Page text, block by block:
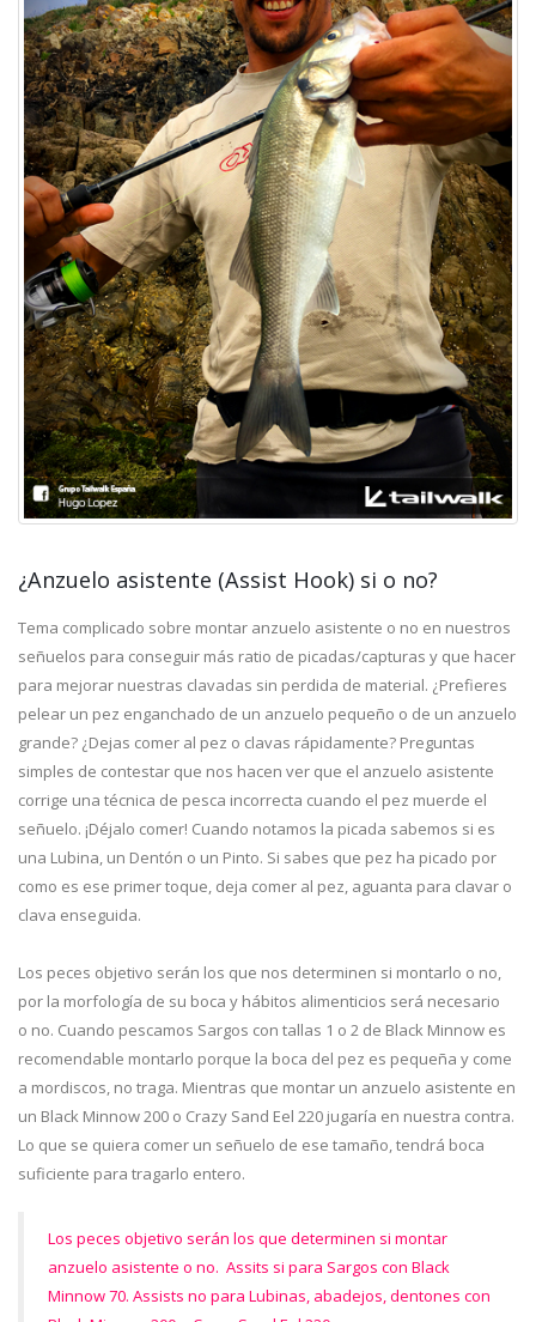
¿Anzuelo asistente (Assist Hook) si o no?
Tema complicado sobre montar anzuelo asistente o no en nuestros
señuelos para conseguir más ratio de picadas/capturas y que hacer
para mejorar nuestras clavadas sin perdida de material. ¿Prefieres
pelear un pez enganchado de un anzuelo pequeño o de un anzuelo
grande? ¿Dejas comer al pez o clavas rápidamente? Preguntas
simples de contestar que nos hacen ver que el anzuelo asistente
corrige una técnica de pesca incorrecta cuando el pez muerde el
señuelo. ¡Déjalo comer! Cuando notamos la picada sabemos si es
una Lubina, un Dentón o un Pinto. Si sabes que pez ha picado por
como es ese primer toque, deja comer al pez, aguanta para clavar o
clava enseguida.
Los peces objetivo serán los que nos determinen si montarlo o no,
por la morfología de su boca y hábitos alimenticios será necesario
o no. Cuando pescamos Sargos con tallas 1 o 2 de Black Minnow es
recomendable montarlo porque la boca del pez es pequeña y come
a mordiscos, no traga. Mientras que montar un anzuelo asistente en
un Black Minnow 200 o Crazy Sand Eel 220 jugaría en nuestra contra.
Lo que se quiera comer un señuelo de ese tamaño, tendrá boca
suficiente para tragarlo entero.
Los peces objetivo serán los que determinen si montar
anzuelo asistente o no. Assits si para Sargos con Black
Minnow 70. Assists no para Lubinas, abadejos, dentones con